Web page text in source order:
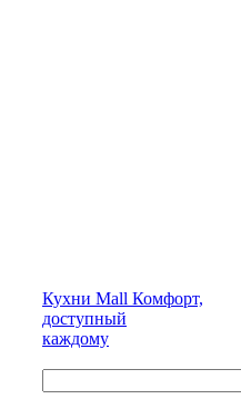
Кухни Mall Комфорт,
доступный
каждому